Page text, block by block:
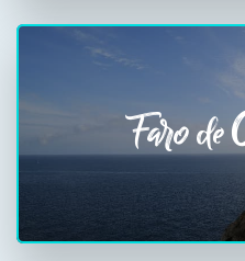
Faro de